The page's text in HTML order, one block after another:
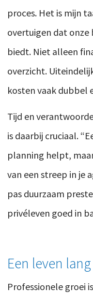
proces. Het is mijn
overtuigen dat onze
biedt. Niet alleen
overzicht.
kosten vaak dubbel
Tijd en
is daarbij cruciaal.
planning helpt,
van een streep in je
pas duurzaam
privéleven goed in
Een leven
Professionele groei